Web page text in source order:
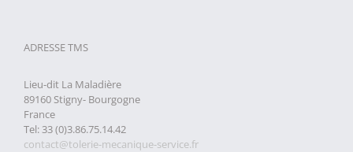
ADRESSE TMS
Lieu-dit La Maladière
89160 Stigny- Bourgogne
France
Tel: 33 (0)3.86.75.14.42
contact@tolerie-mecanique-service.fr